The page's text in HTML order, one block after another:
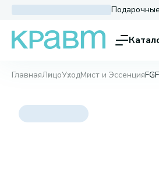
ГлавнаяЛицоУходМист и Эссенция